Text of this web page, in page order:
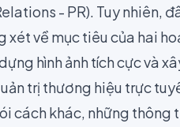
- PR). Tuy nhiên,
xét về mục tiêu của hai
hình ảnh tích cực và
trị thương hiệu trực
cách khác, những thông